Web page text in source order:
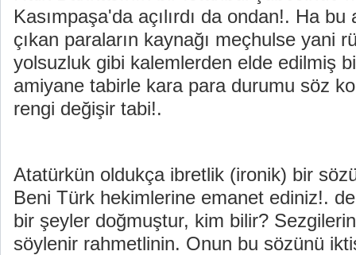
Kasımpaşa'da açılırdı da ondan!. Ha bu
çıkan paraların kaynağı meçhulse yani
yolsuzluk gibi kalemlerden elde edilmiş
amiyane tabirle kara para durumu söz
rengi değişir tabi!.
Atatürkün oldukça ibretlik (ironik) bir
Beni Türk hekimlerine emanet ediniz!.
bir şeyler doğmuştur, kim bilir?
söylenir rahmetlinin. Onun bu sözünü